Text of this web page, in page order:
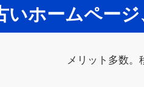
いホームペー
メリット多数。